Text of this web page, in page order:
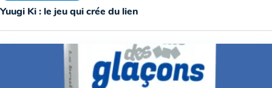
Yuugi Ki : le jeu qui crée du lien